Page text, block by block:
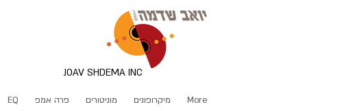
JOAV SHDEMA INC
EQ פרה אמפ מוניטורים מיקרופונים More